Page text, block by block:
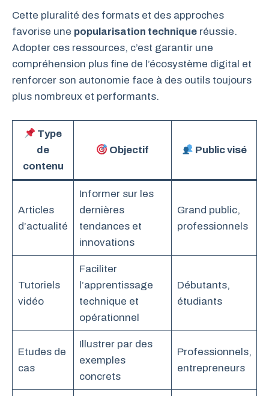
Cette pluralité des formats et des approches
favorise une popularisation technique réussie.
Adopter ces ressources, c’est garantir une
compréhension plus fine de l’écosystème digital et
renforcer son autonomie face à des outils toujours
plus nombreux et performants.
Type
de
contenu
Objectif Public visé
Articles
d’actualité
Informer sur les
dernières
tendances et
innovations
Grand public,
professionnels
Tutoriels
vidéo
Faciliter
l’apprentissage
technique et
opérationnel
Débutants,
étudiants
Etudes de
cas
Illustrer par des
exemples
concrets
Professionnels,
entrepreneurs